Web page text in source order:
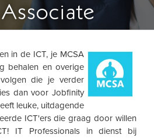
in de ICT, je MCSA
behalen en overige
die je verder
dan voor Jobfinity
leuke, uitdagende
ICT'ers die graag door willen
IT Professionals in dienst bij